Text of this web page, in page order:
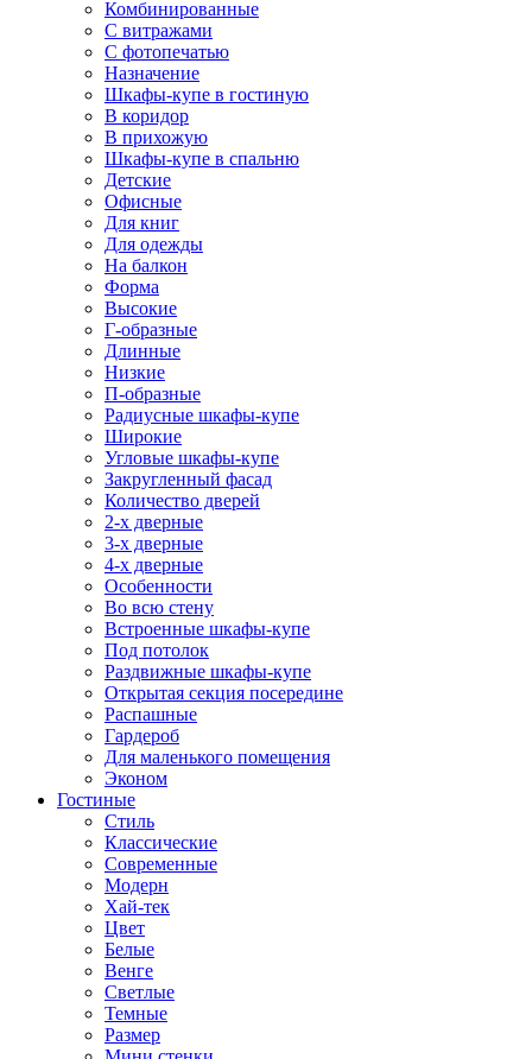
Комбинированные
С витражами
С фотопечатью
Назначение
Шкафы-купе в гостиную
В коридор
В прихожую
Шкафы-купе в спальню
Детские
Офисные
Для книг
Для одежды
На балкон
Форма
Высокие
Г-образные
Длинные
Низкие
П-образные
Радиусные шкафы-купе
Широкие
Угловые шкафы-купе
Закругленный фасад
Количество дверей
2-х дверные
3-х дверные
4-х дверные
Особенности
Во всю стену
Встроенные шкафы-купе
Под потолок
Раздвижные шкафы-купе
Открытая секция посередине
Распашные
Гардероб
Для маленького помещения
Эконом
Гостиные
Стиль
Классические
Современные
Модерн
Хай-тек
Цвет
Белые
Венге
Светлые
Темные
Размер